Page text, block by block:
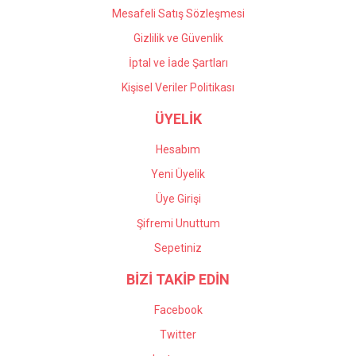
Mesafeli Satış Sözleşmesi
Gizlilik ve Güvenlik
İptal ve İade Şartları
Kişisel Veriler Politikası
ÜYELİK
Hesabım
Yeni Üyelik
Üye Girişi
Şifremi Unuttum
Sepetiniz
BİZİ TAKİP EDİN
Facebook
Twitter